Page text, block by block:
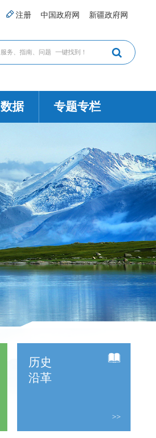
注册 中国政府网 新疆政府网
数据 专题专栏
历史
沿革
>>